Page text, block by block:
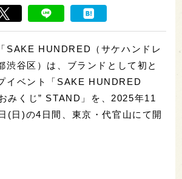
SAKE HUNDRED（サケハンドレ
渋谷区）は、ブランドとして初と
イベント「SAKE HUNDRED
みくじ” STAND」を、2025年11
(日)の4日間、東京・代官山にて開